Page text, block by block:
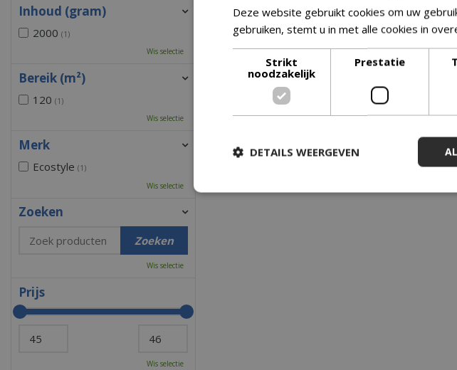
Inhoud (gram)
2000 (1)
Wis selectie
Bereik (m²)
120 (1)
Wis selectie
Merk
Ecostyle (1)
Wis selectie
Zoeken
Wis selectie
Prijs
Wis selectie
Deze website gebruikt cookies om uw
gebruiken, stemt u in met alle cookies in
Strikt
noodzakelijk
Prestatie
DETAILS WEERGEVEN